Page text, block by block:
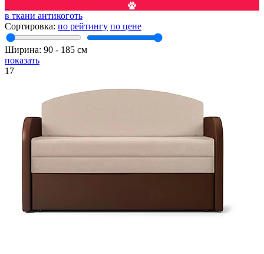
в ткани антикоготь
Сортировка: по рейтингу по цене
Ширина: 90 ‐ 185 см
показать
17